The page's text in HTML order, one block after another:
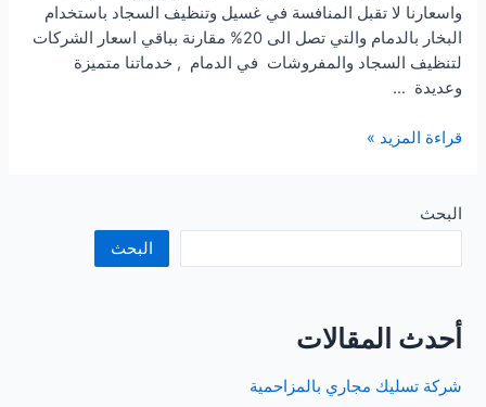
واسعارنا لا تقبل المنافسة في غسيل وتنظيف السجاد باستخدام
البخار بالدمام والتي تصل الى 20% مقارنة بباقي اسعار الشركات
لتنظيف السجاد والمفروشات في الدمام , خدماتنا متميزة
وعديدة …
شركة
بالدمام
قراءة المزيد »
البحث
البحث
أحدث المقالات
شركة تسليك مجاري بالمزاحمية